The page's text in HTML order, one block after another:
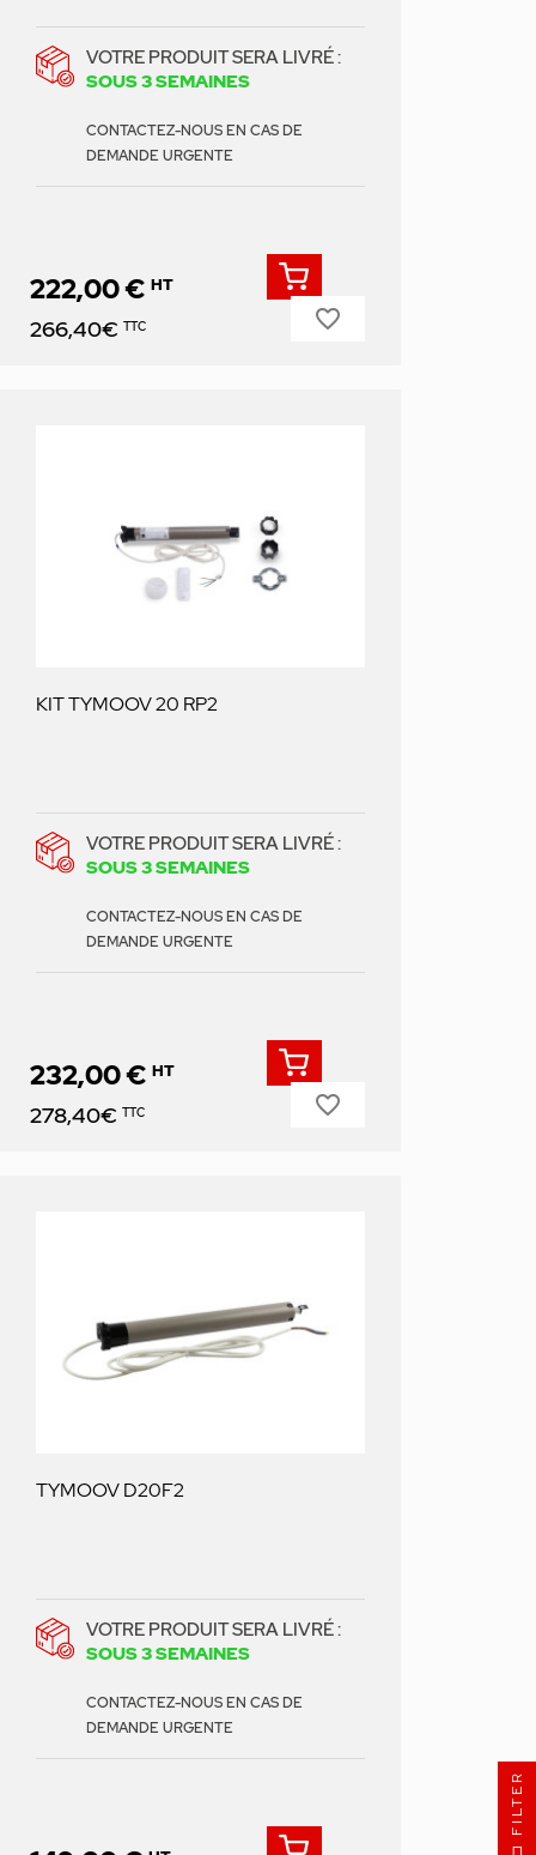
VOTRE PRODUIT SERA LIVRÉ :
SOUS 3 SEMAINES
CONTACTEZ-NOUS EN CAS DE
DEMANDE URGENTE
Prix
222,00 € HT
266,40€ TTC favorite_border
KIT TYMOOV 20 RP2
VOTRE PRODUIT SERA LIVRÉ :
SOUS 3 SEMAINES
CONTACTEZ-NOUS EN CAS DE
DEMANDE URGENTE
Prix
232,00 € HT
278,40€ TTC favorite_border
TYMOOV D20F2
VOTRE PRODUIT SERA LIVRÉ :
SOUS 3 SEMAINES
CONTACTEZ-NOUS EN CAS DE
DEMANDE URGENTE
FILTER